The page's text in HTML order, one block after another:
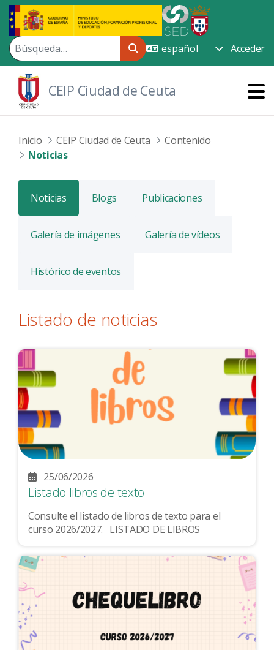
Saltar al contenido principal
Acceder
CEIP Ciudad de Ceuta
Inicio CEIP Ciudad de Ceuta
Contenido
Noticias
Noticias Blogs Publicaciones
Galería de imágenes Galería de vídeos
Histórico de eventos
Listado de noticias
25/06/2026
Listado libros de texto
Consulte el listado de libros de texto para el
curso 2026/2027. LISTADO DE LIBROS